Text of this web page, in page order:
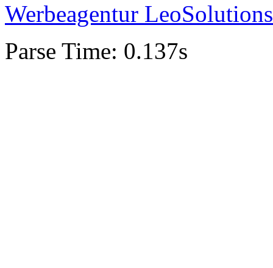
Werbeagentur LeoSolutions
Parse Time: 0.137s